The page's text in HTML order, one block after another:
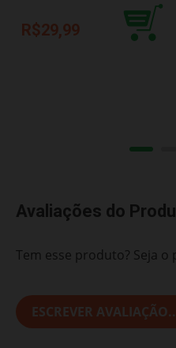
R$29,99
Avaliações do
Tem esse produto? Seja o
ESCREVER